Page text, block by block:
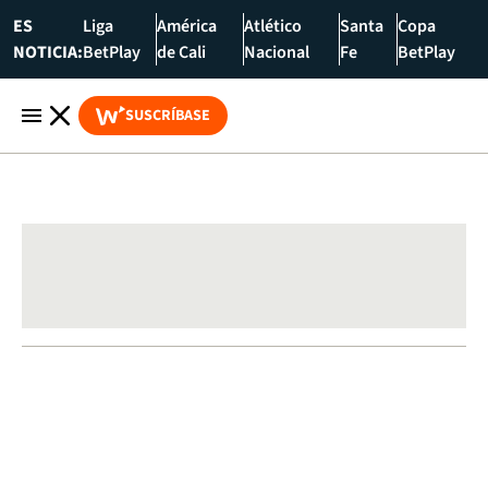
ES
NOTICIA:
Liga
BetPlay
América
de Cali
Atlético
Nacional
Santa
Fe
Copa
BetPlay
SUSCRÍBASE